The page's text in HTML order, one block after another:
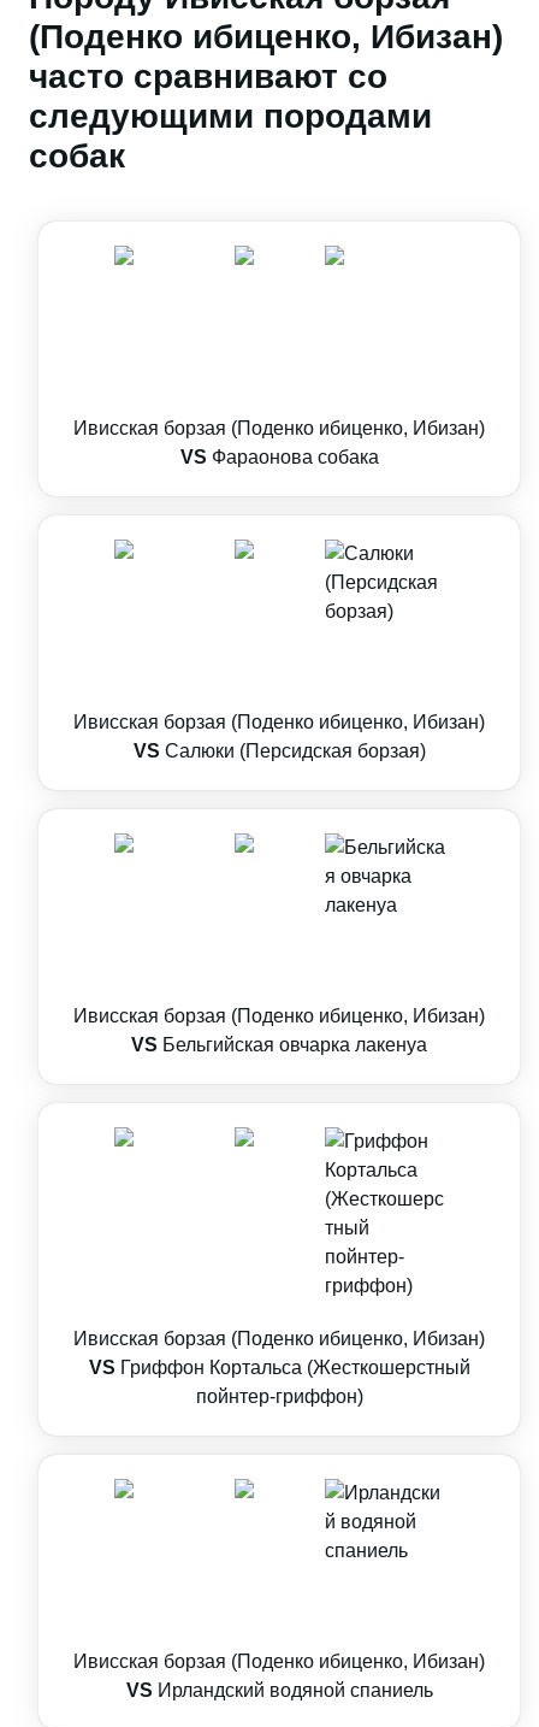
(Поденко ибиценко, Ибизан)
часто сравнивают со
следующими породами
собак
Ивисская борзая (Поденко ибиценко, Ибизан)
VS Фараонова собака
Ивисская борзая (Поденко ибиценко, Ибизан)
VS Салюки (Персидская борзая)
Ивисская борзая (Поденко ибиценко, Ибизан)
VS Бельгийская овчарка лакенуа
Ивисская борзая (Поденко ибиценко, Ибизан)
VS Гриффон Кортальса (Жесткошерстный
пойнтер-гриффон)
Ивисская борзая (Поденко ибиценко, Ибизан)
VS Ирландский водяной спаниель